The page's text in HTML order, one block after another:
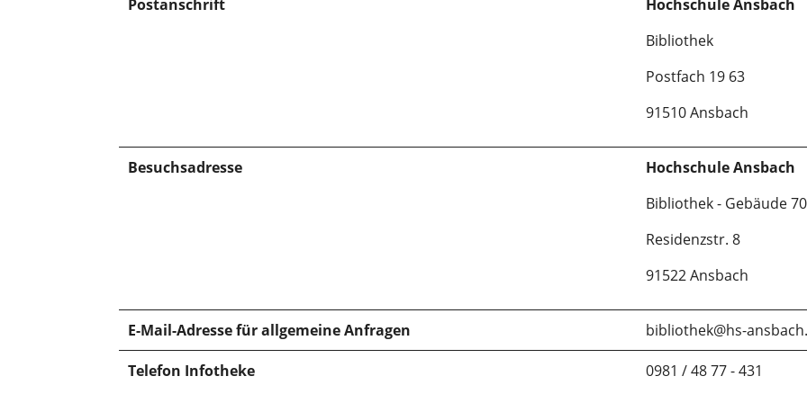
Postanschrift
Hochschule Ansbach
Bibliothek
Postfach 19 63
91510 Ansbach
Besuchsadresse
Hochschule Ansbach
Bibliothek - Gebäude 70
Residenzstr. 8
91522 Ansbach
E-Mail-Adresse für allgemeine Anfragen bibliothek@hs-
Telefon Infotheke 0981 / 48 77 - 431